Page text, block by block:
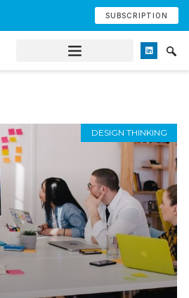
SUBSCRIPTION
DESIGN THINKING